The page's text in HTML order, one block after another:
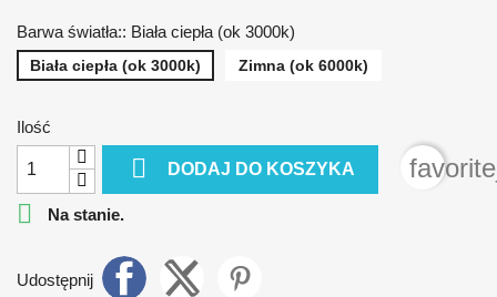
Barwa światła:: Biała ciepła (ok 3000k)
Biała ciepła (ok 3000k) Zimna (ok 6000k)
Ilość
 DODAJ DO KOSZYKA

Na stanie.
Udostępnij